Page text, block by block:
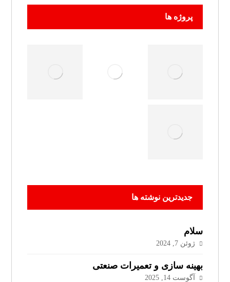
پروژه ها
جدیدترین نوشته ها
سلام
ژوئن 7, 2024
بهینه سازی و تعمیرات صنعتی
آگوست 14, 2025